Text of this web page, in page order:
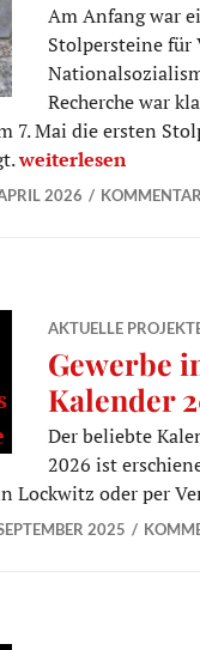
Am Anfang war
Stolpersteine für
Recherche war
7. Mai die ersten
Die ersten
weiterlesen
2026
AKTUELLE
Gewerbe
Kalender
Der beliebte
2026 ist
Lockwitz oder per
2025